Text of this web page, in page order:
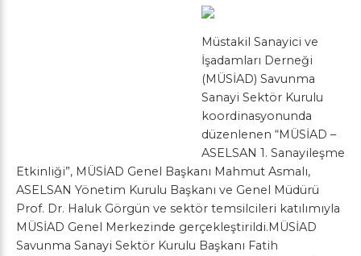
Müstakil Sanayici ve
İşadamları Derneği
(MÜSİAD) Savunma
Sanayi Sektör Kurulu
koordinasyonunda
düzenlenen “MÜSİAD –
ASELSAN 1. Sanayileşme
Etkinliği”, MÜSİAD Genel Başkanı Mahmut Asmalı,
ASELSAN Yönetim Kurulu Başkanı ve Genel Müdürü
Prof. Dr. Haluk Görgün ve sektör temsilcileri katılımıyla
MÜSİAD Genel Merkezinde gerçekleştirildi.MÜSİAD
Savunma Sanayi Sektör Kurulu Başkanı Fatih